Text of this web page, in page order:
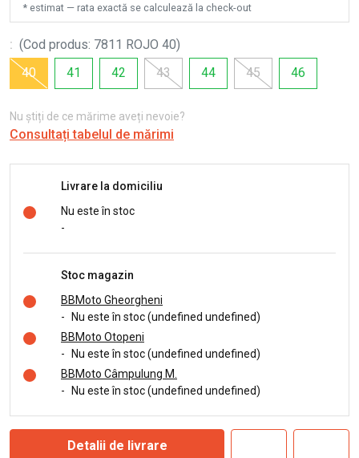
* estimat — rata exactă se calculează la check-out
: (Cod produs: 7811 ROJO 40)
40
41 42 43 44 45 46
Nu știți de ce mărime aveți nevoie?
Consultați tabelul de mărimi
Livrare la domiciliu
Nu este în stoc
-
Stoc magazin
BBMoto Gheorgheni
-
Nu este în stoc (undefined undefined)
BBMoto Otopeni
-
Nu este în stoc (undefined undefined)
BBMoto Câmpulung M.
-
Nu este în stoc (undefined undefined)
Detalii de livrare